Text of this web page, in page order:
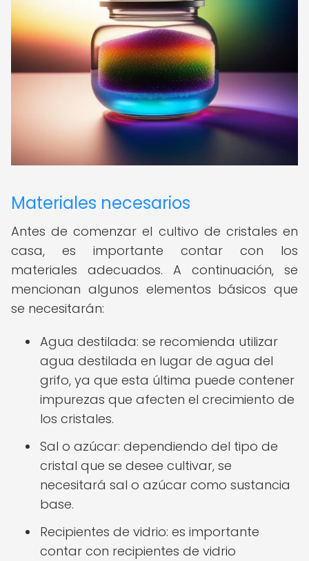
Materiales necesarios
Antes de comenzar el cultivo de cristales en
casa, es importante contar con los
materiales adecuados. A continuación, se
mencionan algunos elementos básicos que
se necesitarán:
Agua destilada: se recomienda utilizar
agua destilada en lugar de agua del
grifo, ya que esta última puede contener
impurezas que afecten el crecimiento de
los cristales.
Sal o azúcar: dependiendo del tipo de
cristal que se desee cultivar, se
necesitará sal o azúcar como sustancia
base.
Recipientes de vidrio: es importante
contar con recipientes de vidrio